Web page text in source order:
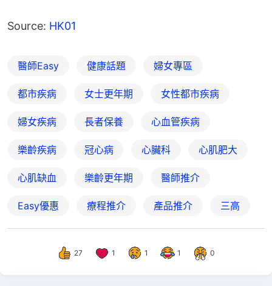
Source: HK01
醫師Easy 健康話題 婦女專區
都市疾病 女士更年期 女性都市疾病
婦女疾病 長者保養 心血管疾病
樂齡疾病 冠心病 心臟科 心肌肥大
心肌缺血 樂齡更年期 醫師推介
Easy優惠 療程推介 產品推介 三高
27 1 1 1 0